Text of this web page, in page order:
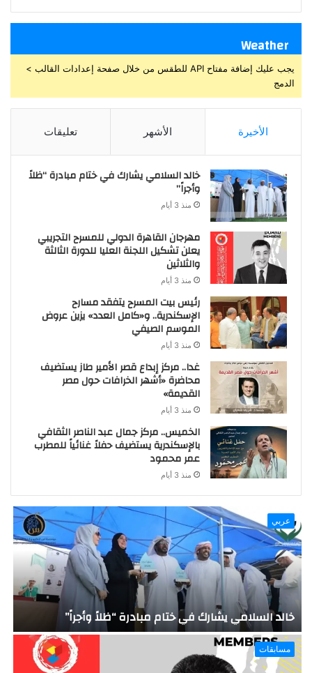
Weather
يجب عليك إضافة مفتاح API للطقس من خلال صفحة إعدادات القالب >
الدمج
الأخيرة الأشهر تعليقات
خالد السلامي يشارك في ختام مبادرة “ظلاً
وأجراً”
منذ 3 أيام
مهرجان القاهرة الدولي للمسرح التجريبي
يعلن تشكيل اللجنة العليا للدورة الثالثة
والثلاثين
منذ 3 أيام
رئيس بيت المسرح يتفقد مسارح
الإسكندرية.. و«كامل العدد» يزين عروض
الموسم الصيفي
منذ 3 أيام
غدا.. مركز إبداع قصر الأمير طاز يستضيف
محاضرة «أشهر الخرافات حول مصر
القديمة»
منذ 3 أيام
الخميس.. مركز جمال عبد الناصر الثقافي
بالإسكندرية يستضيف حفلاً غنائياً للمطرب
عمر محمود
منذ 3 أيام
عربي
خالد السلامي يشارك في ختام مبادرة “ظلاً وأجراً”
مسابقات